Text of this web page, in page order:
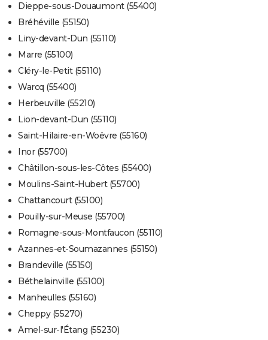
Dieppe-sous-Douaumont (55400)
Bréhéville (55150)
Liny-devant-Dun (55110)
Marre (55100)
Cléry-le-Petit (55110)
Warcq (55400)
Herbeuville (55210)
Lion-devant-Dun (55110)
Saint-Hilaire-en-Woëvre (55160)
Inor (55700)
Châtillon-sous-les-Côtes (55400)
Moulins-Saint-Hubert (55700)
Chattancourt (55100)
Pouilly-sur-Meuse (55700)
Romagne-sous-Montfaucon (55110)
Azannes-et-Soumazannes (55150)
Brandeville (55150)
Béthelainville (55100)
Manheulles (55160)
Cheppy (55270)
Amel-sur-l'Étang (55230)